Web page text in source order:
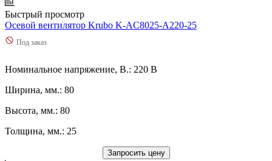
Быстрый просмотр
Осевой вентилятор Krubo K-AC8025-A220-25
Под заказ
Номинальное напряжение, В.: 220 В
Ширина, мм.: 80
Высота, мм.: 80
Толщина, мм.: 25
Запросить цену